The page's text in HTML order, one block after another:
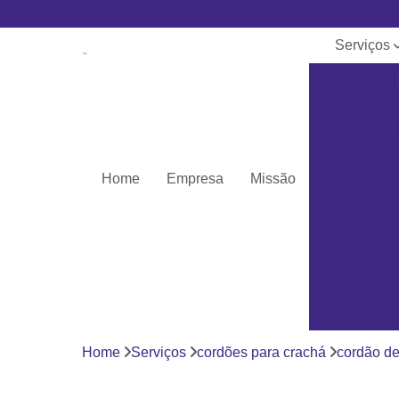
Home Empresa Missão
Serviços
Home Serviços cordões para crachá cordão